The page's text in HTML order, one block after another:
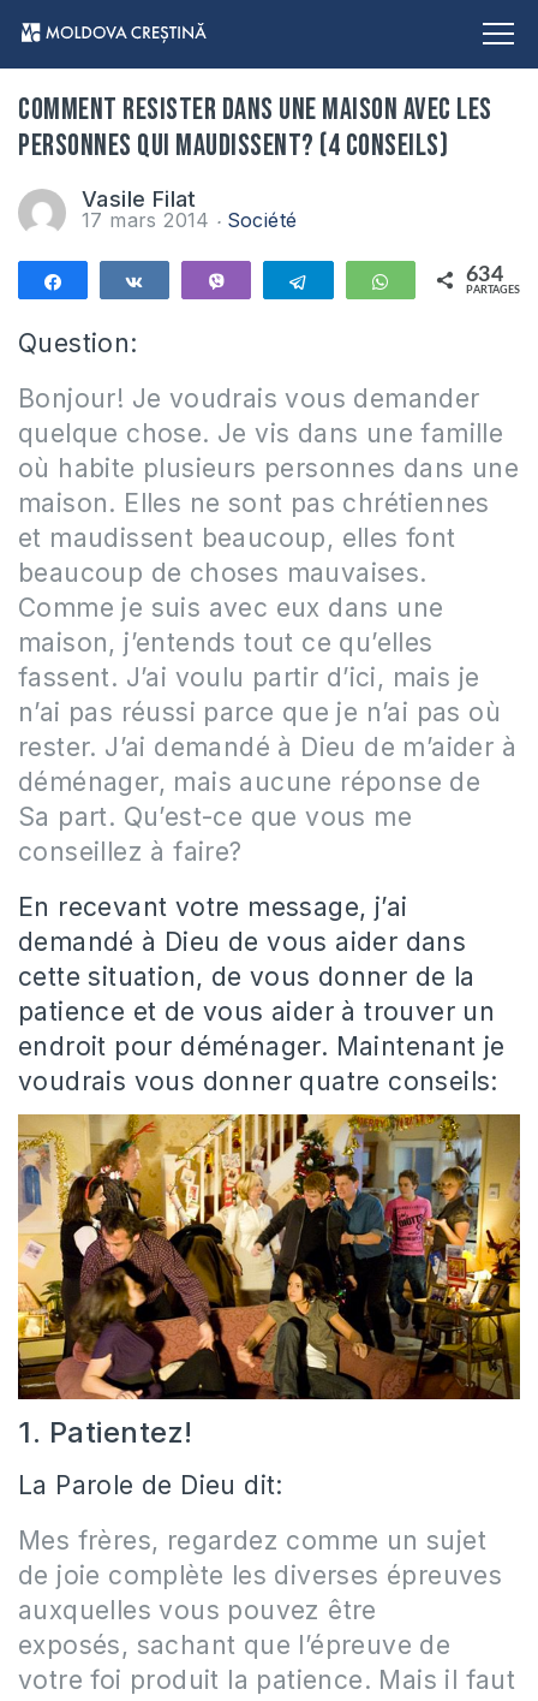
Comment resister dans une maison avec les
personnes qui maudissent? (4 conseils)
Vasile Filat
17 mars 2014 Société
Partagez Partagez Telegram WhatsApp
634
PARTAGES
Question:
Bonjour! Je voudrais vous demander
quelque chose. Je vis dans une famille
où habite plusieurs personnes dans une
maison. Elles ne sont pas chrétiennes
et maudissent beaucoup, elles font
beaucoup de choses mauvaises.
Comme je suis avec eux dans une
maison, j’entends tout ce qu’elles
fassent. J’ai voulu partir d’ici, mais je
n’ai pas réussi parce que je n’ai pas où
rester. J’ai demandé à Dieu de m’aider à
déménager, mais aucune réponse de
Sa part. Qu’est-ce que vous me
conseillez à faire?
En recevant votre message, j’ai
demandé à Dieu de vous aider dans
cette situation, de vous donner de la
patience et de vous aider à trouver un
endroit pour déménager. Maintenant je
voudrais vous donner quatre conseils:
1. Patientez!
La Parole de Dieu dit:
Mes frères, regardez comme un sujet
de joie complète les diverses épreuves
auxquelles vous pouvez être
exposés, sachant que l’épreuve de
votre foi produit la patience. Mais il faut